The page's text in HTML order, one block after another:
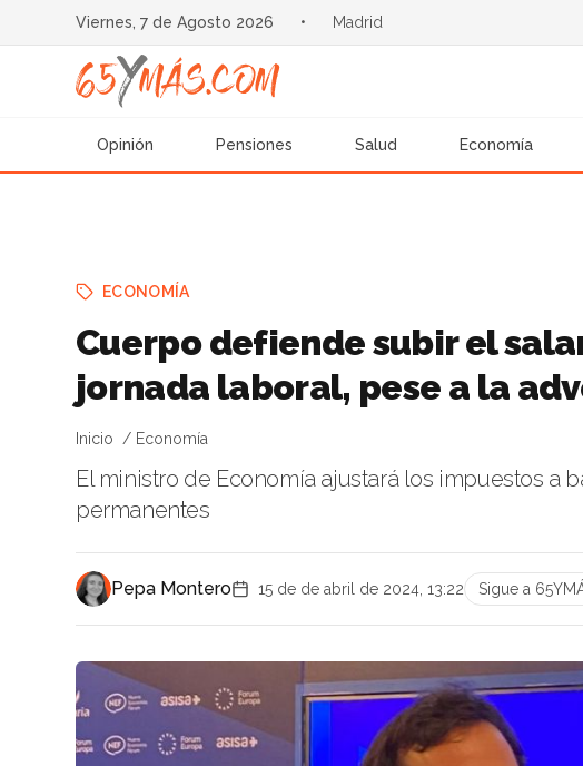
Viernes, 7 de Agosto 2026 • Madrid
Opinión Pensiones Salud Economía
ECONOMÍA
Cuerpo defiende subir el
jornada laboral, pese a la
Inicio Economía
El ministro de Economía ajustará los impuestos a
permanentes
Pepa Montero 15 de de abril de 2024, 13:22 Sigue a